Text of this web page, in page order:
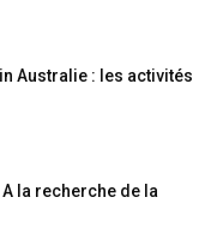
Australie : les activités
la recherche de la